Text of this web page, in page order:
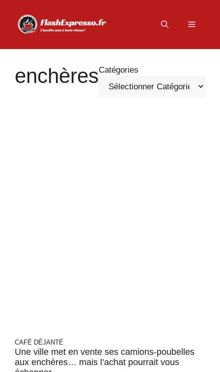
contenu
Menu
enchèresCatégories
CAFÉ DÉJANTÉ
Une ville met en vente ses camions-poubelles
aux enchères… mais l’achat pourrait vous